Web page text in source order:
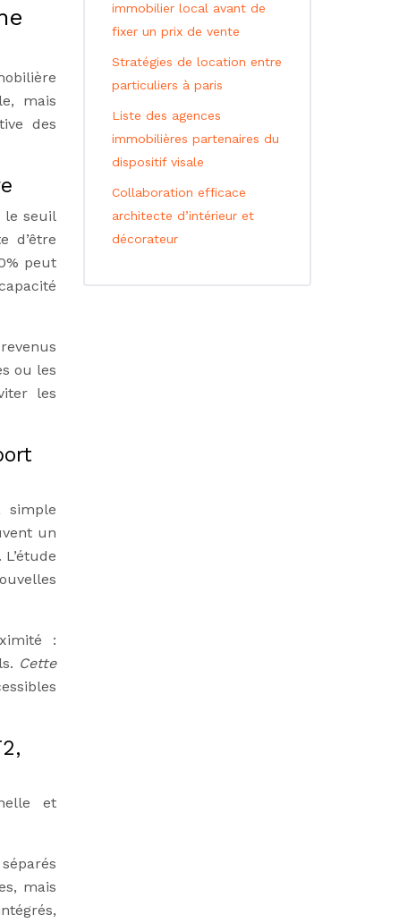
mais
des
le seuil
d’être
peut
ou les
les
simple
un
:
Cette
et
mais
immobilier local avant de
fixer un prix de vente
Stratégies de location entre
particuliers à paris
Liste des agences
immobilières partenaires du
dispositif visale
Collaboration efficace
architecte d’intérieur et
décorateur